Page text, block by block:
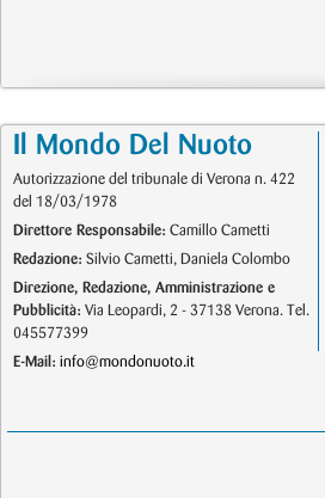
Il Mondo Del Nuoto
Autorizzazione del tribunale di Verona n. 422
del 18/03/1978
Direttore Responsabile: Camillo Cametti
Redazione: Silvio Cametti, Daniela Colombo
Direzione, Redazione, Amministrazione e
Pubblicità: Via Leopardi, 2 - 37138 Verona. Tel.
045577399
E-Mail: info@mondonuoto.it